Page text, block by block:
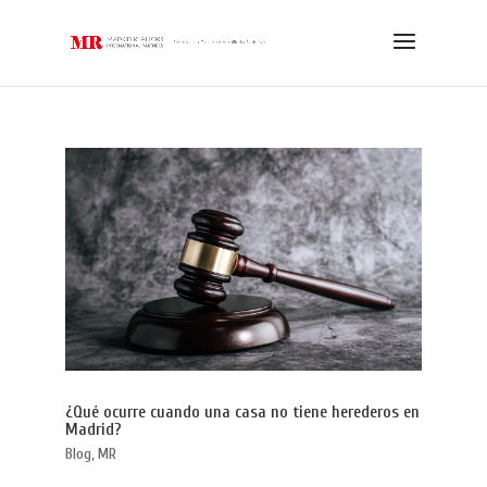
¿Qué ocurre cuando una casa no tiene herederos en
Madrid?
Blog,MR